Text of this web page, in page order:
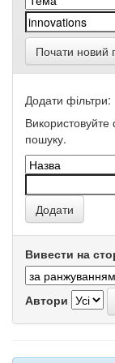
Почати новий
Додати фільтри:
Використовуйте
пошуку.
Вивести на
Автори